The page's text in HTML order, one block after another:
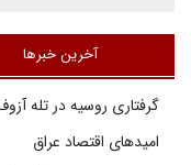
آخرین خبرها
گرفتاری روسیه در تله
امیدهای اقتصاد عراق